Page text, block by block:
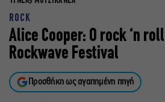
ROCK
Alice Cooper: Ο rock ‘n
Rockwave Festival
Προσθήκη ως αγαπημένη πηγή